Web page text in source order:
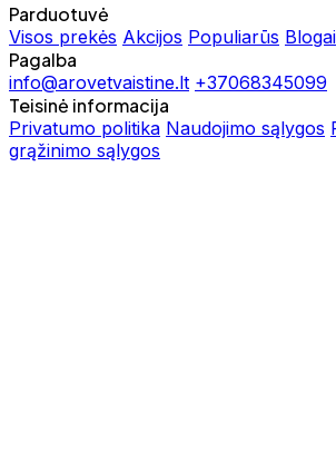
Parduotuvė
Visos prekės Akcijos Populiarūs Blogai
Pagalba
info@arovetvaistine.lt +37068345099
Teisinė informacija
Privatumo politika Naudojimo sąlygos
grąžinimo sąlygos